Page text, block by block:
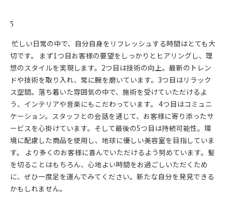
5
忙しい日常の中で、自分自身をリフレッシュする時間はとても大
切です。 まず1つ目お客様の要望をしっかりとヒアリングし、理
想のスタイルを実現します。2つ目は技術の向上。最新のトレン
ドや技術を取り入れ、常に腕を磨いています。3つ目はリラック
ス空間。落ち着いた雰囲気の中で、施術を受けていただけるよ
う、インテリアや音楽にもこだわっています。 4つ目はコミュニ
ケーション。スタッフとの会話を通じて、お客様に寄り添ったサ
ービスを心掛けています。そして最後の5つ目は持続可能性。環
境に配慮した商品を使用し、地球に優しい美容室を目指していま
す。 より多くのお客様に喜んでいただけるよう努めています。髪
を切ることはもちろん、心地よい時間をお過ごしいただくため
に、ぜひ一度足を運んでみてください。新たな自分を発見できる
かもしれません。